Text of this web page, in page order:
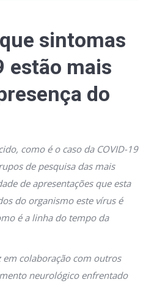
sintomas
estão mais
do
como é o caso da COVID-19
de pesquisa das mais
de apresentações que esta
do organismo este vírus é
é a linha do tempo da
colaboração com outros
neurológico enfrentado